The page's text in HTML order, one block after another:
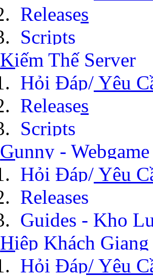
Releases
Scripts
Kiếm Thế Server
Hỏi Đáp/ Yêu
Releases
Scripts
Gunny -
Hỏi Đáp/ Yêu
Releases
Guides - Kho
Hiệp Khách
Hỏi Đáp/ Yêu